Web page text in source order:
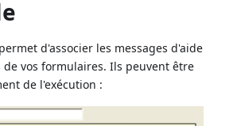
d'associer les messages d'aide
de vos formulaires. Ils peuvent être
de l'exécution :